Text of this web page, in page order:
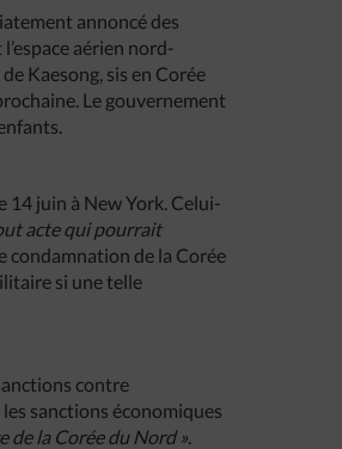
annoncé des
aérien nord-
Kaesong, sis en Corée
Le gouvernement
14 juin à New York. Celui-
acte qui pourrait
condamnation de la Corée
si une telle
contre
sanctions économiques
de la Corée du Nord ».